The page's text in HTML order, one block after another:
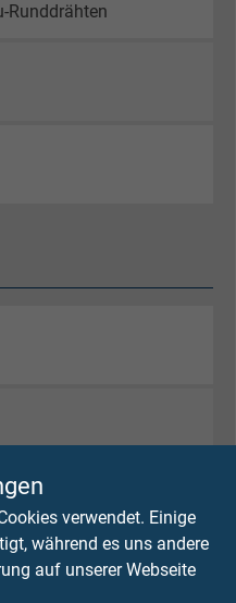
verwendet. Einige
während es uns andere
auf unserer Webseite
Runddrähten